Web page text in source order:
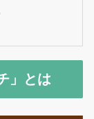
」とは